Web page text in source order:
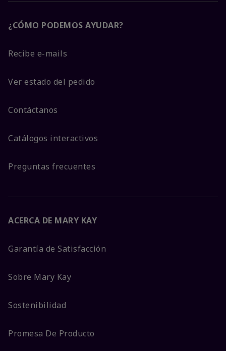
¿CÓMO PODEMOS AYUDAR?
Recibe e-mails
Ver estado del pedido
Contáctanos
Catálogos interactivos
Preguntas frecuentes
ACERCA DE MARY KAY
Garantía de Satisfacción
Sobre Mary Kay
Sostenibilidad
Promesa De Producto